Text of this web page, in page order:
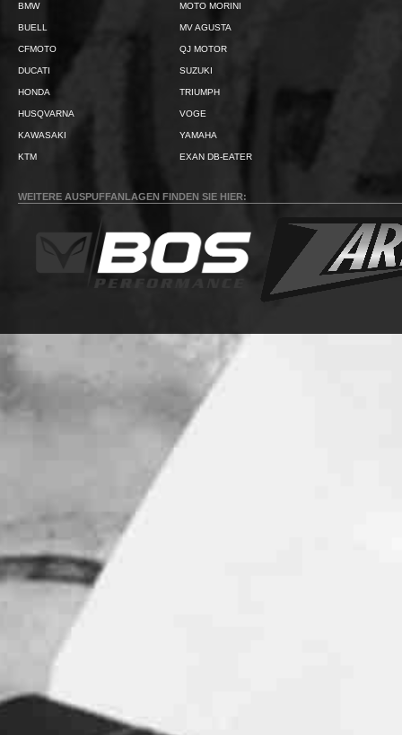
BMW
BUELL
CFMOTO
DUCATI
HONDA
HUSQVARNA
KAWASAKI
KTM
MOTO MORINI
MV AGUSTA
QJ MOTOR
SUZUKI
TRIUMPH
VOGE
YAMAHA
EXAN DB-EATER
WEITERE AUSPUFFANLAGEN FINDEN SIE HIER: